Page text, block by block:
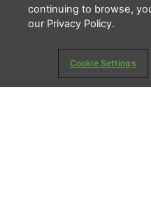
Copyright 2026 - LBV -
continuing to browse,
our Privacy Policy.
Cookie Settings